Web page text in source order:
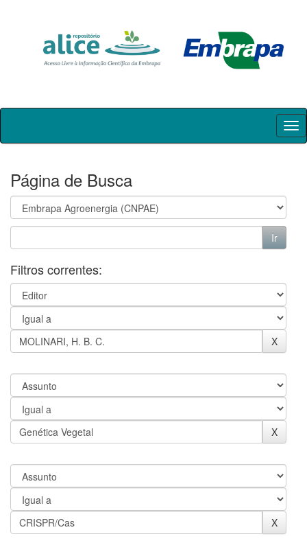
Skip
Página de Busca
Filtros correntes: